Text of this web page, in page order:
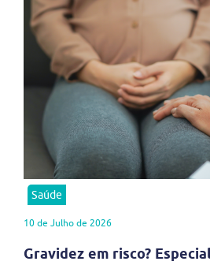
Saúde
10 de Julho de 2026
Gravidez em risco?